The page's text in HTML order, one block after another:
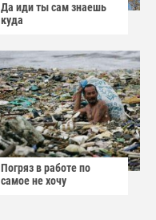
Да иди ты сам знаешь
куда
Погряз в работе по
самое не хочу